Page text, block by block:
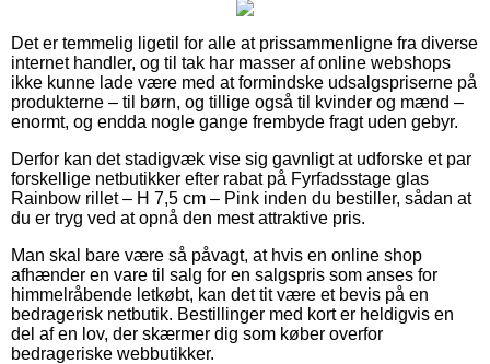
Det er temmelig ligetil for alle at prissammenligne fra diverse
internet handler, og til tak har masser af online webshops
ikke kunne lade være med at formindske udsalgspriserne på
produkterne – til børn, og tillige også til kvinder og mænd –
enormt, og endda nogle gange frembyde fragt uden gebyr.
Derfor kan det stadigvæk vise sig gavnligt at udforske et par
forskellige netbutikker efter rabat på Fyrfadsstage glas
Rainbow rillet – H 7,5 cm – Pink inden du bestiller, sådan at
du er tryg ved at opnå den mest attraktive pris.
Man skal bare være så påvagt, at hvis en online shop
afhænder en vare til salg for en salgspris som anses for
himmelråbende letkøbt, kan det tit være et bevis på en
bedragerisk netbutik. Bestillinger med kort er heldigvis en
del af en lov, der skærmer dig som køber overfor
bedrageriske webbutikker.